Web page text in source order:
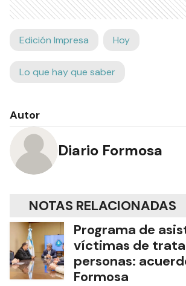
Edición Impresa Hoy
Lo que hay que saber
Autor
Diario Formosa
NOTAS RELACIONADAS
Programa de
víctimas de
personas:
Formosa